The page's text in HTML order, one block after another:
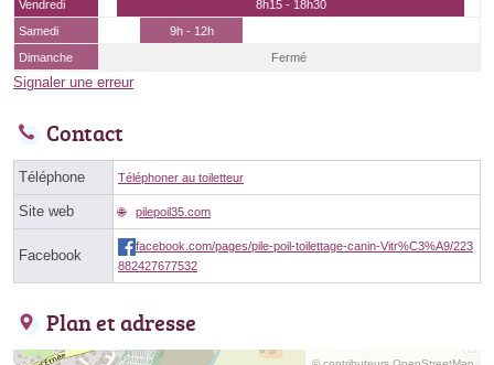
Vendredi
8h15 - 18h30
Samedi
9h - 12h
Dimanche
Fermé
Signaler une erreur
Contact
Téléphone Téléphoner au toiletteur
Site web pilepoil35.com
Facebook
facebook.com/pages/pile-poil-toilettage-canin-Vitr%C3%A9/223
882427677532
Plan et adresse